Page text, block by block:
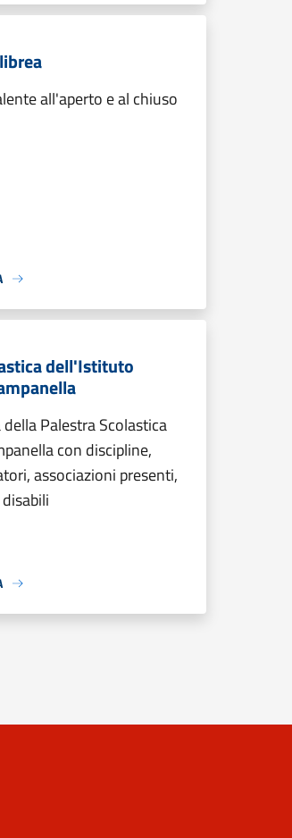
all'aperto e al chiuso
dell'Istituto
Palestra Scolastica
con discipline,
associazioni presenti,